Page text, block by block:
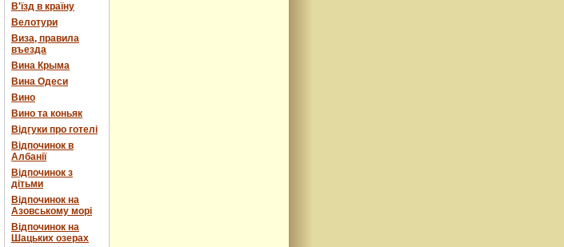
В'їзд в країну
Велотури
Виза, правила
въезда
Вина Крыма
Вина Одеси
Вино
Вино та коньяк
Відгуки про готелі
Відпочинок в
Албанії
Відпочинок з
дітьми
Відпочинок на
Азовському морі
Відпочинок на
Шацьких озерах